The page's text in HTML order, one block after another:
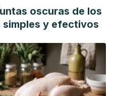
oscuras de los
simples y efectivos